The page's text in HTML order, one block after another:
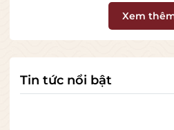
Loại vang
Ủ gỗ sồi
Khoảng 18
Xem
Tin tức nổi bật